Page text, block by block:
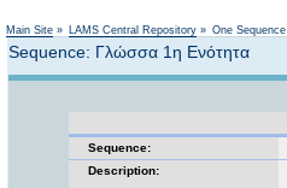
Main Site » LAMS Central Repository » One Sequence
Sequence: Γλώσσα 1η Ενότητα
Sequence:
Description: